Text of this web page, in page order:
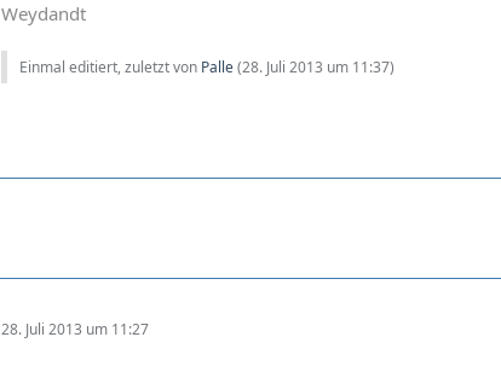
Weydandt
Einmal editiert, zuletzt von Palle(28. Juli 2013 um 11:37)
28. Juli 2013 um 11:27